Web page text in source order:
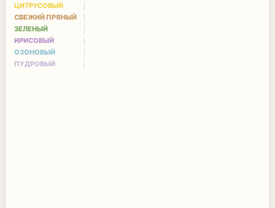
ЦИТРУСОВЫЙ
СВЕЖИЙ ПРЯНЫЙ
ЗЕЛЕНЫЙ
ИРИСОВЫЙ
ОЗОНОВЫЙ
ПУДРОВЫЙ